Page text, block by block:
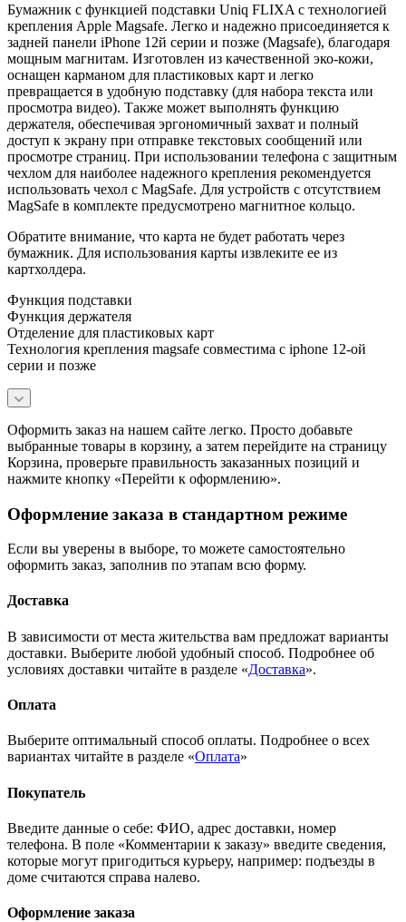
Бумажник с функцией подставки Uniq FLIXA с технологией
крепления Apple Magsafe. Легко и надежно присоединяется к
задней панели iPhone 12й серии и позже (Magsafe), благодаря
мощным магнитам. Изготовлен из качественной эко-кожи,
оснащен карманом для пластиковых карт и легко
превращается в удобную подставку (для набора текста или
просмотра видео). Также может выполнять функцию
держателя, обеспечивая эргономичный захват и полный
доступ к экрану при отправке текстовых сообщений или
просмотре страниц. При использовании телефона с защитным
чехлом для наиболее надежного крепления рекомендуется
использовать чехол с MagSafe. Для устройств с отсутствием
MagSafe в комплекте предусмотрено магнитное кольцо.
Обратите внимание, что карта не будет работать через
бумажник. Для использования карты извлеките ее из
картхолдера.
Функция подставки
Функция держателя
Отделение для пластиковых карт
Технология крепления magsafe совместима с iphone 12-ой
серии и позже
Оформить заказ на нашем сайте легко. Просто добавьте
выбранные товары в корзину, а затем перейдите на страницу
Корзина, проверьте правильность заказанных позиций и
нажмите кнопку «Перейти к оформлению».
Оформление заказа в стандартном режиме
Если вы уверены в выборе, то можете самостоятельно
оформить заказ, заполнив по этапам всю форму.
Доставка
В зависимости от места жительства вам предложат варианты
доставки. Выберите любой удобный способ. Подробнее об
условиях доставки читайте в разделе «Доставка».
Оплата
Выберите оптимальный способ оплаты. Подробнее о всех
вариантах читайте в разделе «Оплата»
Покупатель
Введите данные о себе: ФИО, адрес доставки, номер
телефона. В поле «Комментарии к заказу» введите сведения,
которые могут пригодиться курьеру, например: подъезды в
доме считаются справа налево.
Оформление заказа